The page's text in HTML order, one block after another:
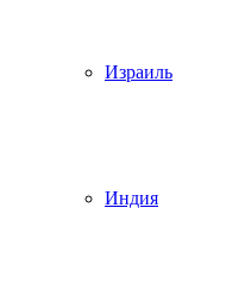
Израиль
Индия